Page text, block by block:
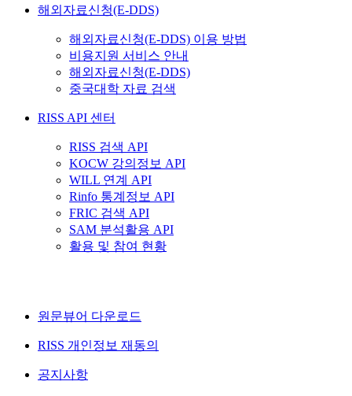
해외자료신청(E-DDS)
해외자료신청(E-DDS) 이용 방법
비용지원 서비스 안내
해외자료신청(E-DDS)
중국대학 자료 검색
RISS API 센터
RISS 검색 API
KOCW 강의정보 API
WILL 연계 API
Rinfo 통계정보 API
FRIC 검색 API
SAM 분석활용 API
활용 및 참여 현황
원문뷰어 다운로드
RISS 개인정보 재동의
공지사항